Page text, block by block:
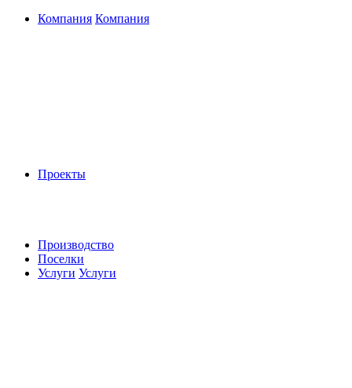
Компания Компания
Проекты
Производство
Поселки
Услуги Услуги